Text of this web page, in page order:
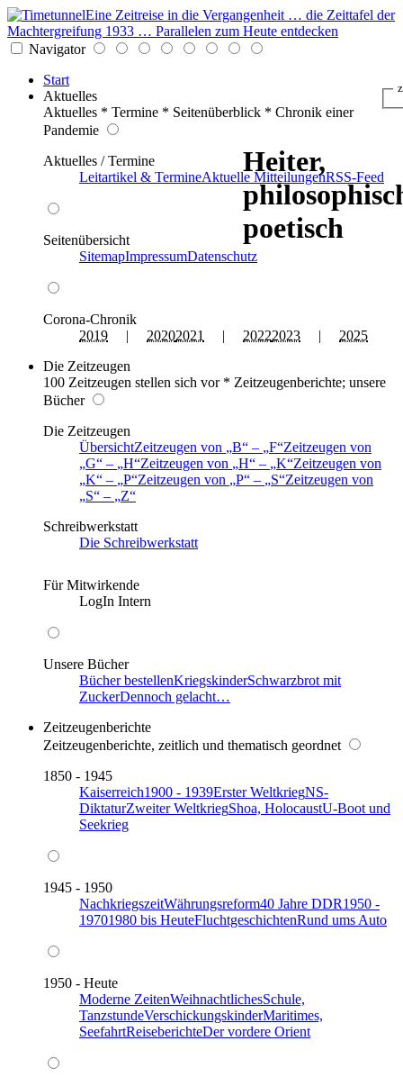
Eine Zeitreise in die Vergangenheit … die Zeittafel der
Machtergreifung 1933 … Parallelen zum Heute entdecken
Navigator
Start
Aktuelles
Aktuelles * Termine * Seitenüberblick * Chronik einer
Pandemie
Aktuelles / Termine
Leitartikel & TermineAktuelle MitteilungenRSS-Feed
Seitenübersicht
SitemapImpressumDatenschutz
Corona-Chronik
2019 | 20202021 | 20222023 | 2025
Die Zeitzeugen
100 Zeitzeugen stellen sich vor * Zeitzeugenberichte; unsere
Bücher
Die Zeitzeugen
ÜbersichtZeitzeugen von B – F Zeitzeugen von
G
– H Zeitzeugen von H – K Zeitzeugen von
K
– P Zeitzeugen von P – S Zeitzeugen von
S
–
Z
Schreibwerkstatt
Die Schreibwerkstatt
Für Mitwirkende
LogIn Intern
Unsere Bücher
Bücher bestellenKriegskinderSchwarzbrot mit
ZuckerDennoch gelacht…
Zeitzeugenberichte
Zeitzeugenberichte, zeitlich und thematisch geordnet
1850 - 1945
Kaiserreich1900 - 1939Erster WeltkriegNS-
DiktaturZweiter WeltkriegShoa, HolocaustU-Boot und
Seekrieg
1945 - 1950
NachkriegszeitWährungsreform40 Jahre DDR1950 -
19701980 bis HeuteFluchtgeschichtenRund ums Auto
1950 - Heute
Moderne ZeitenWeihnachtlichesSchule,
TanzstundeVerschickungskinderMaritimes,
SeefahrtReiseberichteDer vordere Orient
Heiter,
poetisch